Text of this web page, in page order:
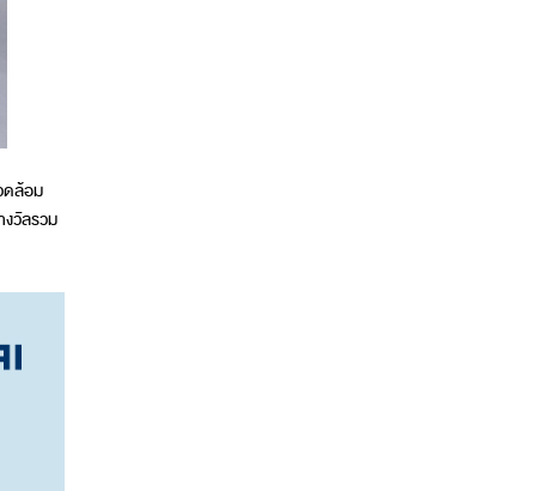
ดล้อม
งวัลรวม